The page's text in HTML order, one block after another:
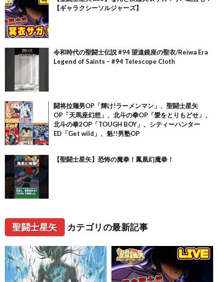
【ギャラクシーソルジャーズ】
令和時代の聖闘士伝説 #94 望遠鏡座の聖衣/Reiwa Era
Legend of Saints – #94 Telescope Cloth
闘将拉麺男OP「輝け!ラーメンマン」、聖闘士星矢
OP「天馬座幻想」、北斗の拳OP「愛をとりもどせ」、
北斗の拳2OP「TOUGH BOY」、シティーハンター
ED「Get wild」、魁!!男塾OP
【聖闘士星矢】恐怖の魔拳！鳳凰幻魔拳！
聖闘士星矢 カテゴリの最新記事